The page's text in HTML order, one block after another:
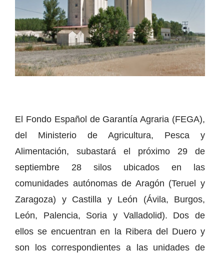
El Fondo Español de Garantía Agraria (FEGA),
del Ministerio de Agricultura, Pesca y
Alimentación, subastará el próximo 29 de
septiembre 28 silos ubicados en las
comunidades autónomas de Aragón (Teruel y
Zaragoza) y Castilla y León (Ávila, Burgos,
León, Palencia, Soria y Valladolid). Dos de
ellos se encuentran en la Ribera del Duero y
son los correspondientes a las unidades de